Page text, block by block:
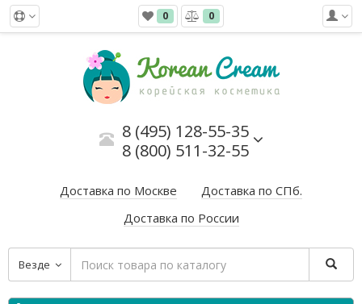
0 0
8 (495) 128-55-35
8 (800) 511-32-55
Доставка по Москве
Доставка по СПб.
Доставка по России
Везде